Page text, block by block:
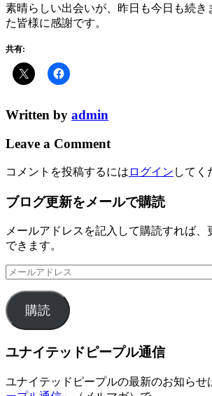
素晴らしい出会いが、昨日も今日も続き
た皆様に感謝です。
共有:
Written by admin
Leave a Comment
コメントを投稿するには ログイン してく
ブログ更新をメールで購読
メールアドレスを記入して購読すれば
できます。
メ
ル
ア
ド
ス
購読
ユナイテッドピープル通信
ユナイテッドピープルの最新のお知らせ